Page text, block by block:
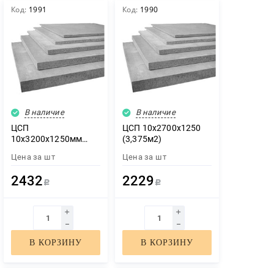
Код: 1991
В наличие
ЦСП
10х3200х1250мм
Цена за шт
2432 Р
В КОРЗИНУ
Код: 1990
В наличие
ЦСП 10х2700х1250
(3,375м2)
Цена за шт
2229 Р
В КОРЗИНУ